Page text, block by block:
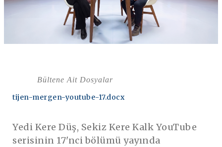
Bültene Ait Dosyalar
tijen-mergen-youtube-17.docx
Yedi Kere Düş, Sekiz Kere Kalk YouTube
serisinin 17'nci bölümü yayında